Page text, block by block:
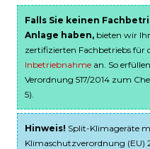
Falls Sie keinen
Anlage haben, bieten wir
zertifizierten Fachbetriebs für
Inbetriebnahme an. So
Verordnung 517/2014 zum
5).
Hinweis! Split-Klimageräte
Klimaschutzverordnung (EU)